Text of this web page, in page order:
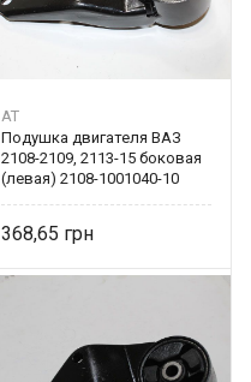
AT
Подушка двигателя ВАЗ
2108-2109, 2113-15 боковая
(левая) 2108-1001040-10
368,65